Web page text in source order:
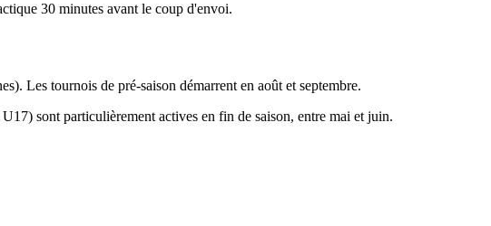
30 minutes avant le coup d'envoi.
Les tournois de pré-saison démarrent en août et septembre.
sont particulièrement actives en fin de saison, entre mai et juin.